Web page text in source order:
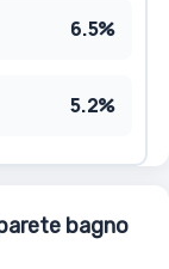
6.5%
5.2%
bagno